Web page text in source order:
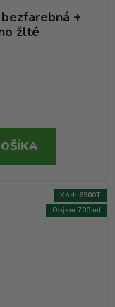
+
žlté
Objem 700 ml
Kód: 6900T